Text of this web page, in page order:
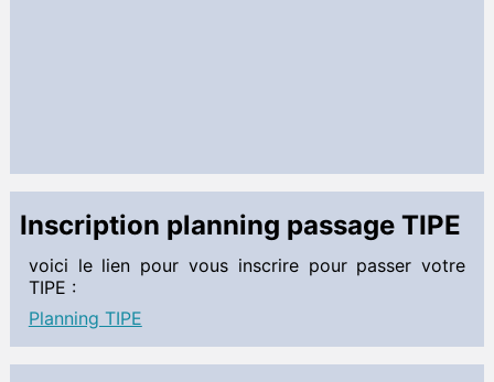
Français MPSI
Documents à télécharger
Anglais MPSI
Documents à télécharger
Allemand MPSI
Documents à télécharger
Inscription planning passage TIPE
voici le lien pour vous inscrire pour passer votre
TIPE :
Planning TIPE